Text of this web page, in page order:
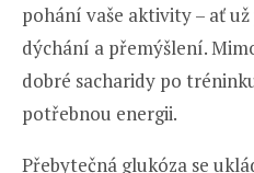
pohání vaše aktivity – ať
dýchání a přemýšlení.
dobré sacharidy po
potřebnou energii.
Přebytečná glukóza se